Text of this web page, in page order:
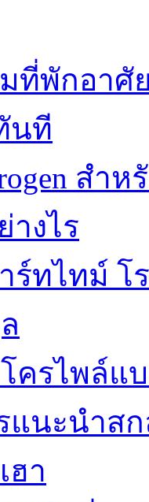
ที่พักอาศั
นที
สำ
างไร
ร์ทไทม์ โ
โครไพล์
แนะนำส
ฮา